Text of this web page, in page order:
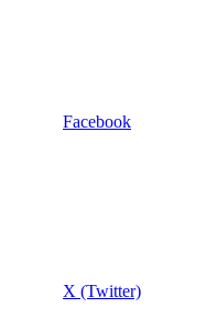
Facebook
X (Twitter)